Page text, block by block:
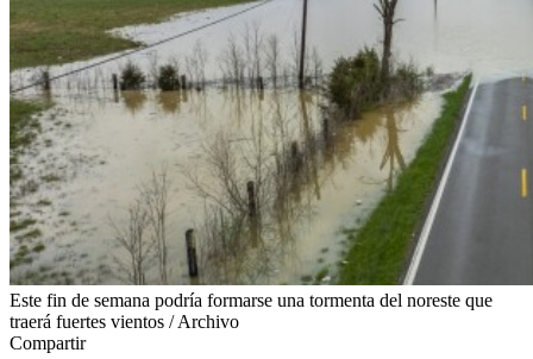
Este fin de semana podría formarse una tormenta del noreste que
traerá fuertes vientos / Archivo
Compartir